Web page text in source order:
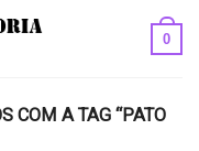
0
COM A TAG “PATO